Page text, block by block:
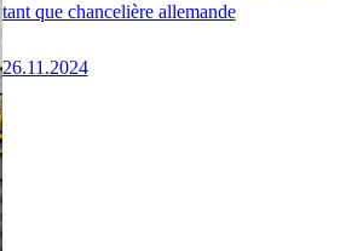
tant que chancelière allemande
26.11.2024